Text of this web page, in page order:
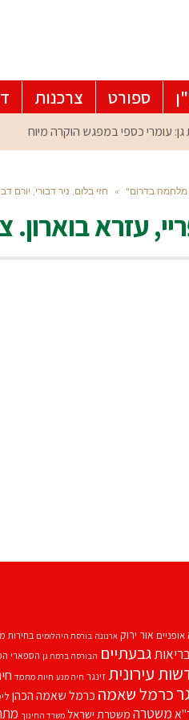
ספורט צרכנות
מלחמה בדרום" » חזי בלום, ניר דבורי, יורם
עזרא
אופניים אור ירוק ארנונה בורסת היהלומים בחירות
גבעתיים הבורסה ברמת גן הספארי
עירוניתזינגר חיה מנע חיות מחמד
כרמל שאמה כרמל שאמה הכהן
משטרה משטרת ישראל משרד החינוך